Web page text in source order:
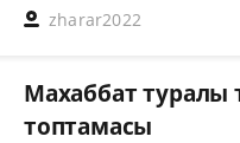
zharar2022
Махаббат туралы
топтамасы